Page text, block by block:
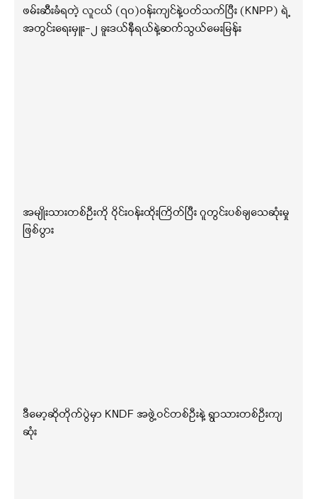
ဖမ်းဆီးခံရတဲ့ လူငယ် (၇၀)ဝန်းကျင်နဲ့ပတ်သက်ပြီး (KNPP) ရဲ့
အတွင်းရေးမှူး-၂ ခူးဒယ်နီရယ်နဲ့ဆက်သွယ်မေးမြန်း
အမျိုးသားတစ်ဦးကို ဝိုင်းဝန်းထိုးကြိတ်ပြီး ဂူတွင်းပစ်ချသေဆုံးမှု
ဖြစ်ပွား
ဒီမော့ဆိုတိုက်ပွဲမှာ KNDF အဖွဲ့ဝင်တစ်ဦးနဲ့ ရွာသားတစ်ဦးကျ
ဆုံး